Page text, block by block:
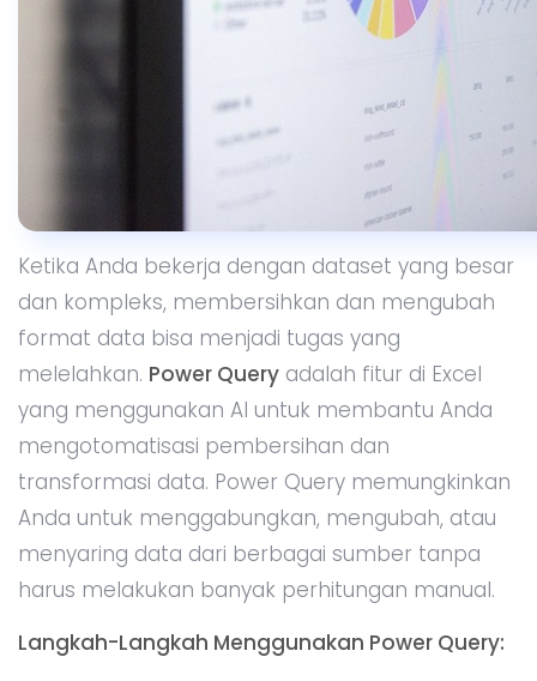
Di editor Power Query, Anda bisa melakukan
berbagai transformasi, seperti menghapus
duplikat, menggabungkan kolom,
mengubah tipe data, atau menyaring data
Setelah selesai, klikClose & Loaduntuk
mengimpor data yang sudah diproses ke
lembar kerja Excel.
Manfaat Menggunakan Power Query:
Otomatisasi penuh: Power Query
memungkinkan Anda menyimpan
transformasi data, sehingga bisa
diterapkan secara otomatis pada dataset
baru.
Bersifat dinamis: Setiap kali sumber data
diperbarui, Power Query dapat dengan
mudah memuat dan memproses ulang